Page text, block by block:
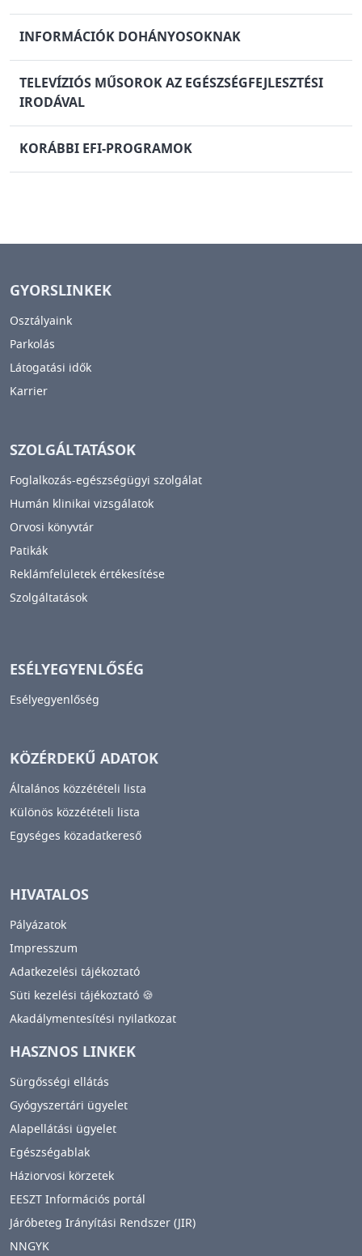
INFORMÁCIÓK DOHÁNYOSOKNAK
TELEVÍZIÓS MŰSOROK AZ EGÉSZSÉGFEJLESZTÉSI
IRODÁVAL
KORÁBBI EFI-PROGRAMOK
GYORSLINKEK
Osztályaink
Parkolás
Látogatási idők
Karrier
SZOLGÁLTATÁSOK
Foglalkozás-egészségügyi szolgálat
Humán klinikai vizsgálatok
Orvosi könyvtár
Patikák
Reklámfelületek értékesítése
Szolgáltatások
ESÉLYEGYENLŐSÉG
Esélyegyenlőség
KÖZÉRDEKŰ ADATOK
Általános közzétételi lista
Különös közzétételi lista
Egységes közadatkereső
HIVATALOS
Pályázatok
Impresszum
Adatkezelési tájékoztató
Süti kezelési tájékoztató 🍪
Akadálymentesítési nyilatkozat
HASZNOS LINKEK
Sürgősségi ellátás
Gyógyszertári ügyelet
Alapellátási ügyelet
Egészségablak
Háziorvosi körzetek
EESZT Információs portál
Járóbeteg Irányítási Rendszer (JIR)
NNGYK